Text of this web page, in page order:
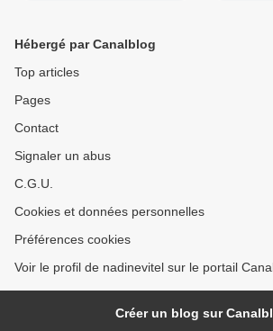
Hébergé par Canalblog
Top articles
Pages
Contact
Signaler un abus
C.G.U.
Cookies et données personnelles
Préférences cookies
Voir le profil de nadinevitel sur le portail
Créer un blog sur